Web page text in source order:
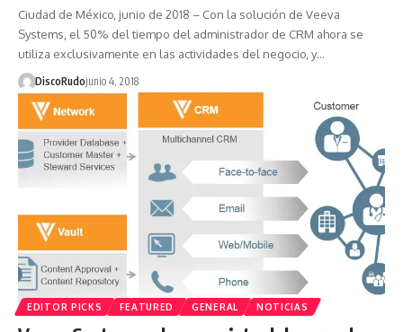
Ciudad de México, junio de 2018 – Con la solución de Veeva
Systems, el 50% del tiempo del administrador de CRM ahora se
utiliza exclusivamente en las actividades del negocio, y…
DiscoRudojunio 4, 2018
EDITOR PICKS FEATURED GENERAL NOTICIAS